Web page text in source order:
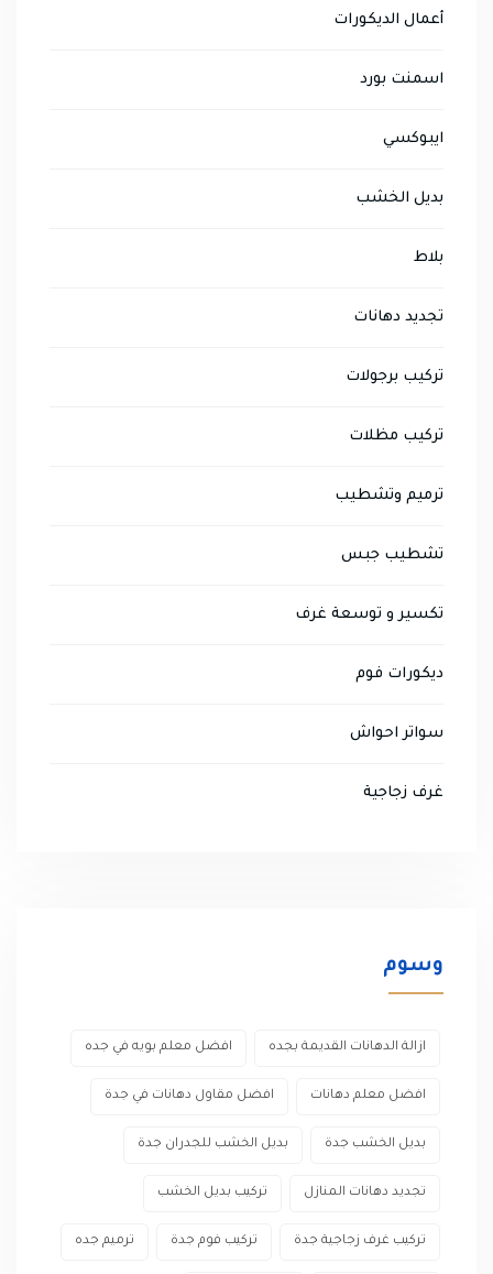
أعمال الديكورات
اسمنت بورد
ايبوكسي
بديل الخشب
بلاط
تجديد دهانات
تركيب برجولات
تركيب مظلات
ترميم وتشطيب
تشطيب جبس
تكسير و توسعة غرف
ديكورات فوم
سواتر احواش
غرف زجاجية
وسوم
ازالة الدهانات القديمة بجده افضل معلم بويه في جده
افضل معلم دهانات افضل مقاول دهانات في جدة
بديل الخشب جدة بديل الخشب للجدران جدة
تجديد دهانات المنازل تركيب بديل الخشب
تركيب غرف زجاجية جدة تركيب فوم جدة ترميم جده